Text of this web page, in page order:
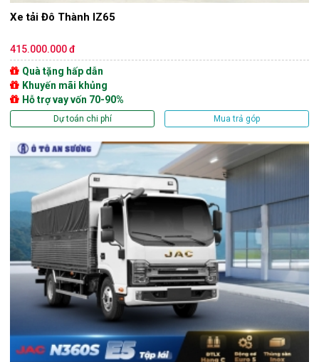
Xe tải Đô Thành IZ65
415.000.000 đ
Quà tặng hấp dẫn
Khuyến mãi khủng
Hỗ trợ vay vốn 70-90%
Dự toán chi phí Mua trả góp